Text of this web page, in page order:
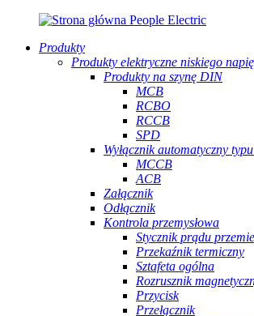
Produkty
Produkty elektryczne niskiego
Produkty na szynę DIN
MCB
RCBO
RCCB
SPD
Wyłącznik automatyczny
MCCB
ACB
Załącznik
Odłącznik
Kontrola przemysłowa
Stycznik prądu
Przekaźnik termiczny
Sztafeta ogólna
Rozrusznik
Przycisk
Przełącznik